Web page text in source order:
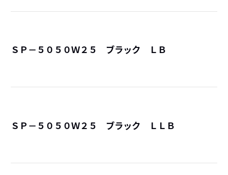
ＳＰ－５０５０Ｗ２５ ブラック ＬＢ
ＳＰ－５０５０Ｗ２５ ブラック ＬＬＢ